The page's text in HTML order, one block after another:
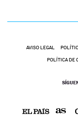
AVISO LEGAL
POLÍTICA DE